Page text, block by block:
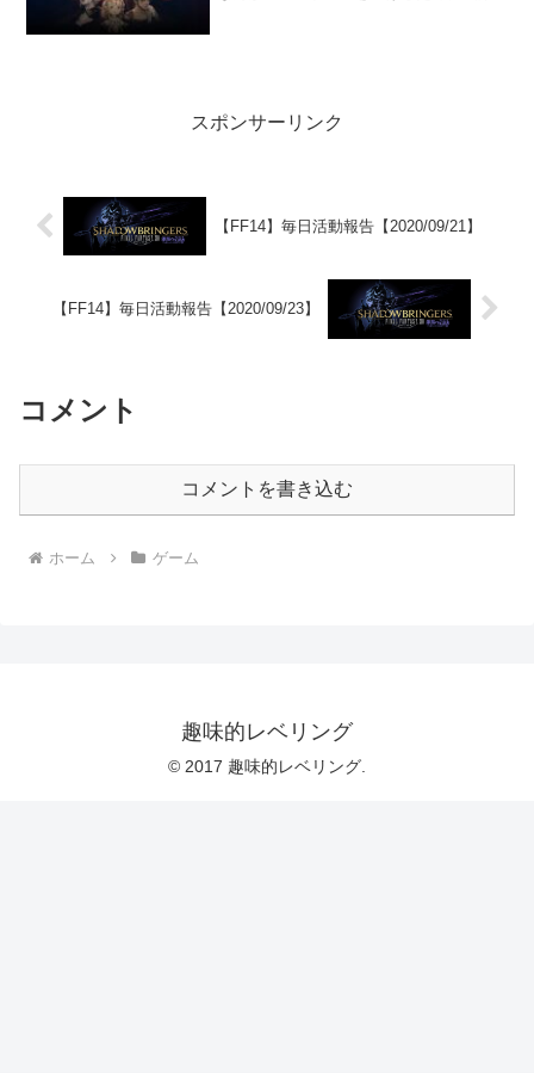
スポンサーリンク
【FF14】毎日活動報告【2020/09/21】
【FF14】毎日活動報告【2020/09/23】
コメント
コメントを書き込む
ホーム ゲーム
趣味的レベリング
© 2017 趣味的レベリング.